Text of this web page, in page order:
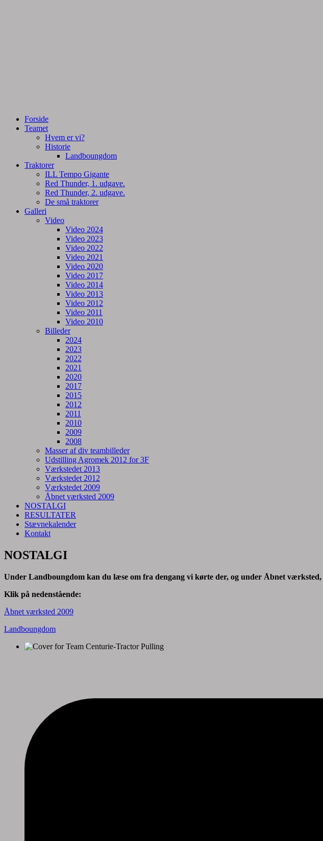
Forside
Teamet
Hvem er vi?
Historie
Landboungdom
Traktorer
ILL Tempo Gigante
Red Thunder, 1. udgave.
Red Thunder, 2. udgave.
De små traktorer
Galleri
Video
Video 2024
Video 2023
Video 2022
Video 2021
Video 2020
Video 2017
Video 2014
Video 2013
Video 2012
Video 2011
Video 2010
Billeder
2024
2023
2022
2021
2020
2017
2015
2012
2011
2010
2009
2008
Masser af div teambilleder
Udstilling Agromek 2012 for 3F
Værkstedet 2013
Værkstedet 2012
Værkstedet 2009
Åbnet værksted 2009
NOSTALGI
RESULTATER
Stævnekalender
Kontakt
NOSTALGI
Under Landboungdom kan du læse om fra dengang vi kørte der, og under Åbnet værksted,
Klik på nedenstående:
Åbnet værksted 2009
Landboungdom